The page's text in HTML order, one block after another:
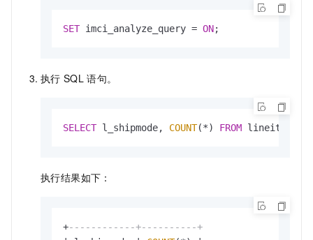
SET imci_analyze_query = ON;
执行 SQL 语句。
SELECT l_shipmode, COUNT(*) FROM lineitem,
执行结果如下：
+------------+----------+